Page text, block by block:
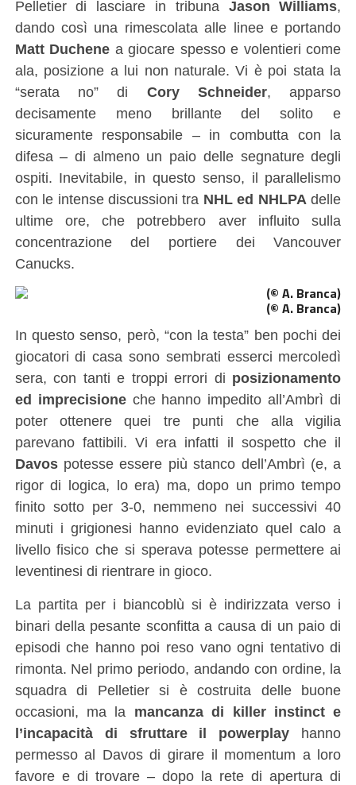
Pelletier di lasciare in tribuna Jason Williams,
dando così una rimescolata alle linee e portando
Matt Duchene a giocare spesso e volentieri come
ala, posizione a lui non naturale. Vi è poi stata la
“serata no” di Cory Schneider, apparso
decisamente meno brillante del solito e
sicuramente responsabile – in combutta con la
difesa – di almeno un paio delle segnature degli
ospiti. Inevitabile, in questo senso, il parallelismo
con le intense discussioni tra NHL ed NHLPA delle
ultime ore, che potrebbero aver influito sulla
concentrazione del portiere dei Vancouver
Canucks.
(© A. Branca)
In questo senso, però, “con la testa” ben pochi dei
giocatori di casa sono sembrati esserci mercoledì
sera, con tanti e troppi errori di posizionamento
ed imprecisioneche hanno impedito all’Ambrì di
poter ottenere quei tre punti che alla vigilia
parevano fattibili. Vi era infatti il sospetto che il
Davospotesse essere più stanco dell’Ambrì (e, a
rigor di logica, lo era) ma, dopo un primo tempo
finito sotto per 3-0, nemmeno nei successivi 40
minuti i grigionesi hanno evidenziato quel calo a
livello fisico che si sperava potesse permettere ai
leventinesi di rientrare in gioco.
La partita per i biancoblù si è indirizzata verso i
binari della pesante sconfitta a causa di un paio di
episodi che hanno poi reso vano ogni tentativo di
rimonta. Nel primo periodo, andando con ordine, la
squadra di Pelletier si è costruita delle buone
occasioni, ma la mancanza di killer instinct e
l’incapacità di sfruttare il powerplay hanno
permesso al Davos di girare il momentum a loro
favore e di trovare – dopo la rete di apertura di